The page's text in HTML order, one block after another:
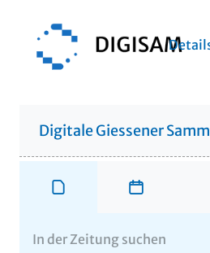
Digitale Giessener